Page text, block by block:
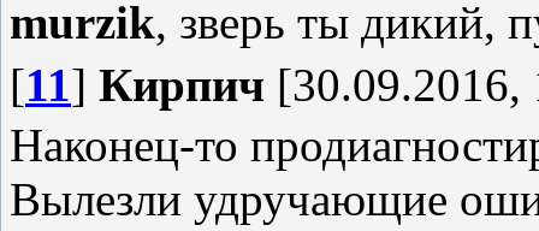
murzik, зверь ты дикий,
[11] Кирпич [30.09.2016,
Наконец-то
Вылезли удручающие